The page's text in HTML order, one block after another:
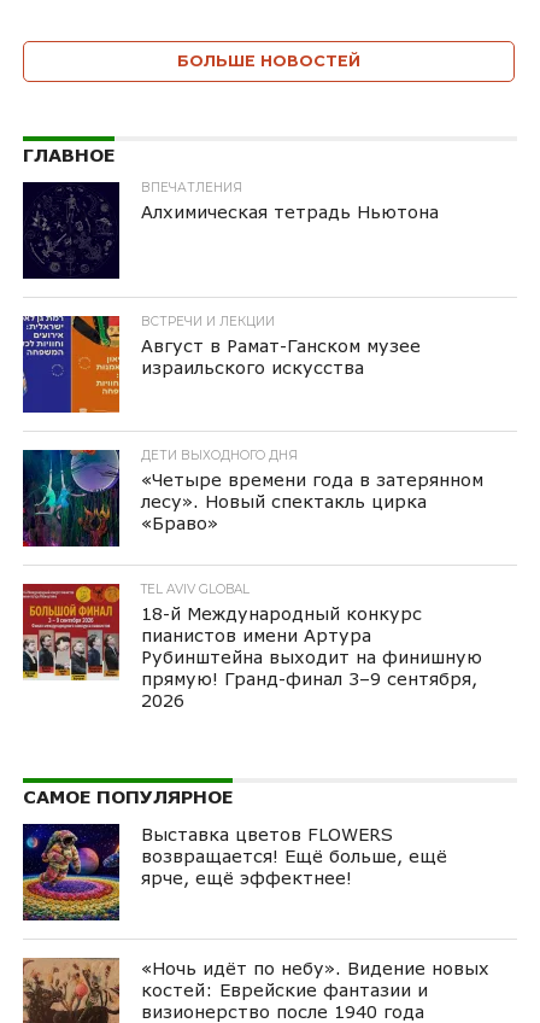
БОЛЬШЕ НОВОСТЕЙ
ГЛАВНОЕ
ВПЕЧАТЛЕНИЯ
Алхимическая тетрадь Ньютона
ВСТРЕЧИ И ЛЕКЦИИ
Август в Рамат-Ганском музее
израильского искусства
ДЕТИ ВЫХОДНОГО ДНЯ
«Четыре времени года в затерянном
лесу». Новый спектакль цирка
«Браво»
TEL AVIV GLOBAL
18-й Международный конкурс
пианистов имени Артура
Рубинштейна выходит на финишную
прямую! Гранд-финал 3–9 сентября,
2026
САМОЕ ПОПУЛЯРНОЕ
Выставка цветов FLOWERS
возвращается! Ещё больше, ещё
ярче, ещё эффектнее!
«Ночь идёт по небу». Видение новых
костей: Еврейские фантазии и
визионерство после 1940 года